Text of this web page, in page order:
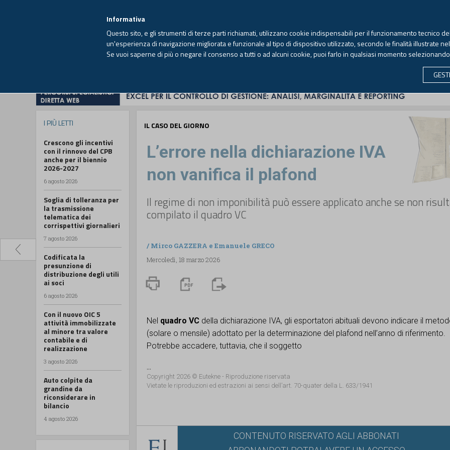
Sabato, 8 agosto 2026 -Aggiornato alle 6.00
I PIÙ LETTI
Crescono gli incentivi
con il rinnovo del CPB
anche per il biennio
2026-2027
6 agosto 2026
Soglia di tolleranza per
la trasmissione
telematica dei
corrispettivi giornalieri
7 agosto 2026
Codificata la
presunzione di
distribuzione degli utili
ai soci
6 agosto 2026
Con il nuovo OIC 5
attività immobilizzate
al minore tra valore
contabile e di
realizzazione
3 agosto 2026
Auto colpite da
grandine da
riconsiderare in
bilancio
4 agosto 2026
IL CASO DEL GIORNO
L’errore nella dichiarazione IVA
non vanifica il plafond
Il regime di non imponibilità può essere applicato anche se non
compilato il quadro VC
/ Mirco GAZZERA e Emanuele GRECO
Mercoledì, 18 marzo 2026
Nel quadro VC della dichiarazione IVA, gli esportatori abituali devono indicare il
(solare o mensile) adottato per la determinazione del plafond nell’anno di riferimento.
Potrebbe accadere, tuttavia, che il soggetto
...
Copyright 2026 © Eutekne - Riproduzione riservata
Vietate le riproduzioni ed estrazioni ai sensi dell’art. 70-quater della L. 633/1941
CONTENUTO RISERVATO AGLI ABBONATI
Informativa
Questo sito, e gli strumenti di terze parti richiamati, utilizzano cookie indispensabili per il funzionamento tecnico
un'esperienza di navigazione migliorata e funzionale al tipo di dispositivo utilizzato, secondo le finalità illustrate
Se vuoi saperne di più o negare il consenso a tutti o ad alcuni cookie, puoi farlo in qualsiasi momento